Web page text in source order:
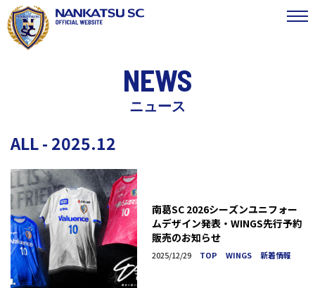
NEWS
ニュース
ALL - 2025.12
南葛SC 2026シーズンユニフォー
ムデザイン発表・WINGS先行予約
販売のお知らせ
2025/12/29 TOP WINGS 新着情報